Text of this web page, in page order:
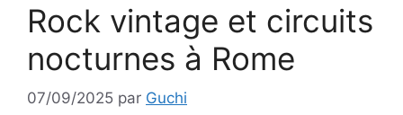
Rock vintage et circuits
nocturnes à Rome
07/09/2025 par Guchi